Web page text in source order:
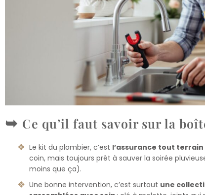
Ce qu’il faut savoir sur la
Le kit du plombier, c’est l’assurance tout
coin, mais toujours prêt à sauver la soirée
moins que ça).
Une bonne intervention, c’est surtout une